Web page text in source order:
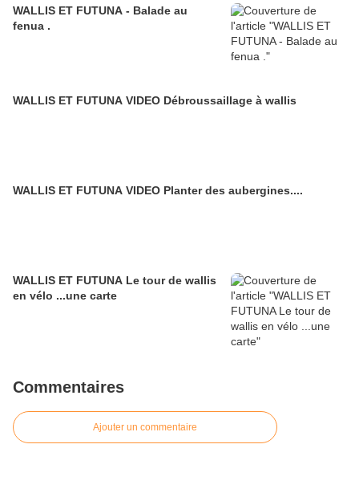
WALLIS ET FUTUNA - Balade au
fenua .
WALLIS ET FUTUNA VIDEO Débroussaillage à wallis
WALLIS ET FUTUNA VIDEO Planter des aubergines....
WALLIS ET FUTUNA Le tour de wallis
en vélo ...une carte
Commentaires
Ajouter un commentaire